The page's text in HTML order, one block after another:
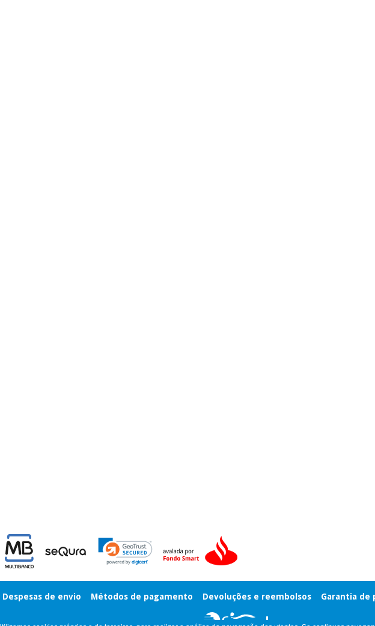
Despesas de envio Métodos de pagamento Devoluções e reembolsos Garantia de